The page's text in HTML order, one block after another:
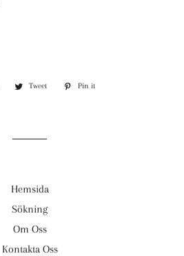
Share
Tweet
Tweet
Pin it
Hemsida
Sökning
Om Oss
Kontakta Oss